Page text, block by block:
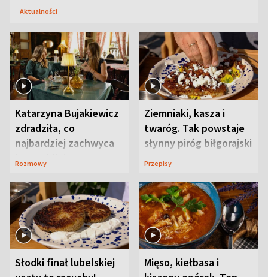
Aktualności
Katarzyna Bujakiewicz
zdradziła, co
najbardziej zachwyca
ją w Lublinie
Rozmowy
Ziemniaki, kasza i
twaróg. Tak powstaje
słynny piróg biłgorajski
Przepisy
Słodki finał lubelskiej
Mięso, kiełbasa i